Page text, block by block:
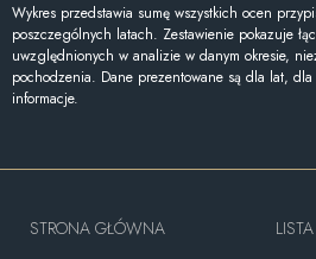
Wykres przedstawia sumę wszystkich ocen
poszczególnych latach. Zestawienie pokazuje
uwzględnionych w analizie w danym okresie,
pochodzenia. Dane prezentowane są dla lat, dla
informacje.
STRONA GŁÓWNA